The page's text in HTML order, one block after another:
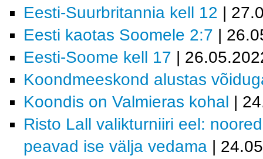
Eesti-Suurbritannia kell 12 |
Eesti kaotas Soomele 2:7 |
Eesti-Soome kell 17 |
Koondmeeskond alustas
Koondis on Valmieras kohal |
Risto Lall valikturniiri eel:
peavad ise välja vedama |